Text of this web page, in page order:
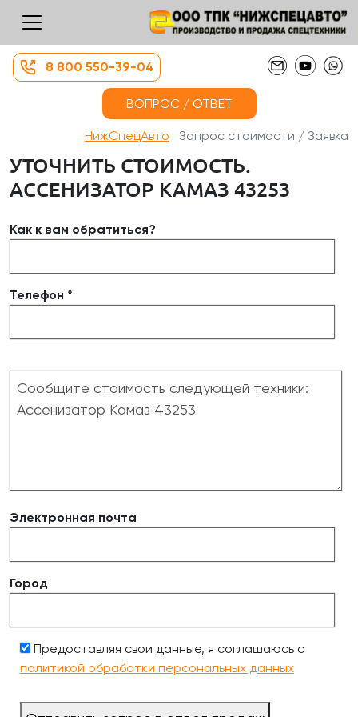
8 800 550-39-04
ВОПРОС / ОТВЕТ
НижСпецАвто Запрос стоимости / Заявка
УТОЧНИТЬ СТОИМОСТЬ.
АССЕНИЗАТОР КАМАЗ 43253
Как к вам обратиться?
Телефон *
Электронная почта
Город
Предоставляя свои данные, я соглашаюсь с
политикой обработки персональных данных